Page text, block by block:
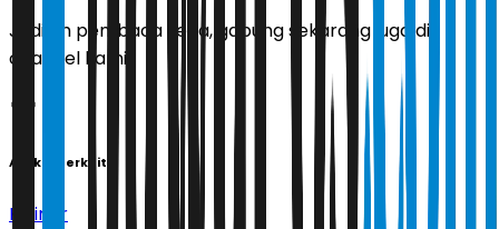
Jadilah pembaca setia, gabung sekarang juga di
channel kami!
Artikel Terkait
Kuliner